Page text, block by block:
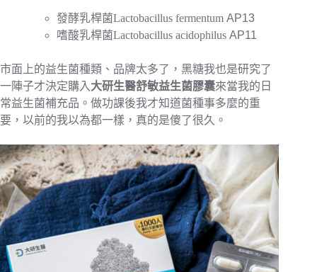
發酵乳桿菌Lactobacillus fermentum AP13
嗜酸乳桿菌Lactobacillus acidophilus AP11
市面上的益生菌種類、品牌太多了，黑糖我也是研究了
一陣子才決定購入大研生醫舒敏益生菌膠囊來當我的日
常益生菌補充品。做功課後我才知道菌種事多麼的重
要，以前的我以為都一樣，真的是傻了很久。